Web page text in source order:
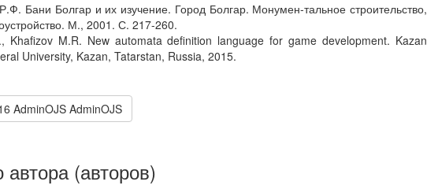
Бани Болгар и их изучение. Город Болгар. Монумен-тальное строительство,
М., 2001. С. 217-260.
Khafizov M.R. New automata definition language for game development. Kazan
University, Kazan, Tatarstan, Russia, 2015.
AdminOJS AdminOJS
(авторов)